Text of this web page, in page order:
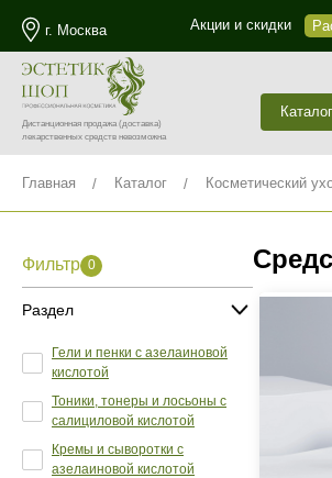
г. Москва Акции и скидки
Дистанционная продажа(доставка)
лекарственных средств невозможна
Каталог
Главная Каталог Косметический
Фильтр 0
Раздел
Гели и пенки с азелаиновой
кислотой
Тоники, тонеры и лосьоны с
салициловой кислотой
Кремы и сыворотки с
азелаиновой кислотой